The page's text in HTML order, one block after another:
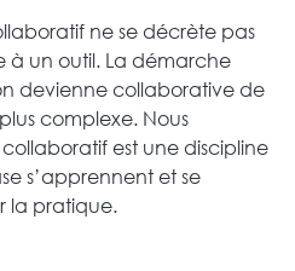
ne se décrète pas
à un outil. La démarche
devienne collaborative de
complexe. Nous
est une discipline
s’apprennent et se
la pratique.